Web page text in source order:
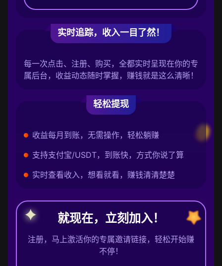
实时追踪，收入一目了然！
每一次点击、注册、购买，全都实时呈现在你的专
属后台，收益动态随时掌握，赚钱就是这么清晰！
轻松提现
收益每月到账，无需操作，轻松躺赚
支持支付宝/USDT，到账快，方式你说了算
实时查看收入，想看就看，赚钱清清楚楚
就现在，立刻加入！
注册，马上激活你的专属邀请链接，轻松开始赚
不停！